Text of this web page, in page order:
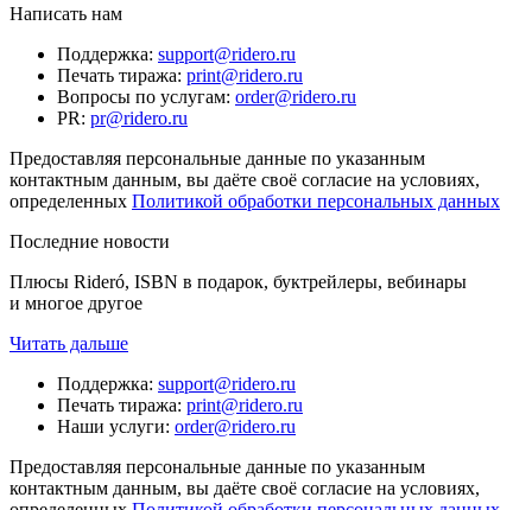
Написать нам
Поддержка: support@ridero.ru
Печать тиража: print@ridero.ru
Вопросы по услугам: order@ridero.ru
PR: pr@ridero.ru
Предоставляя персональные данные по указанным
контактным данным, вы даёте своё согласие на условиях,
определенных Политикой обработки персональных данных
Последние новости
Плюсы Rideró, ISBN в подарок, буктрейлеры, вебинары
и многое другое
Читать дальше
Поддержка: support@ridero.ru
Печать тиража: print@ridero.ru
Наши услуги: order@ridero.ru
Предоставляя персональные данные по указанным
контактным данным, вы даёте своё согласие на условиях,